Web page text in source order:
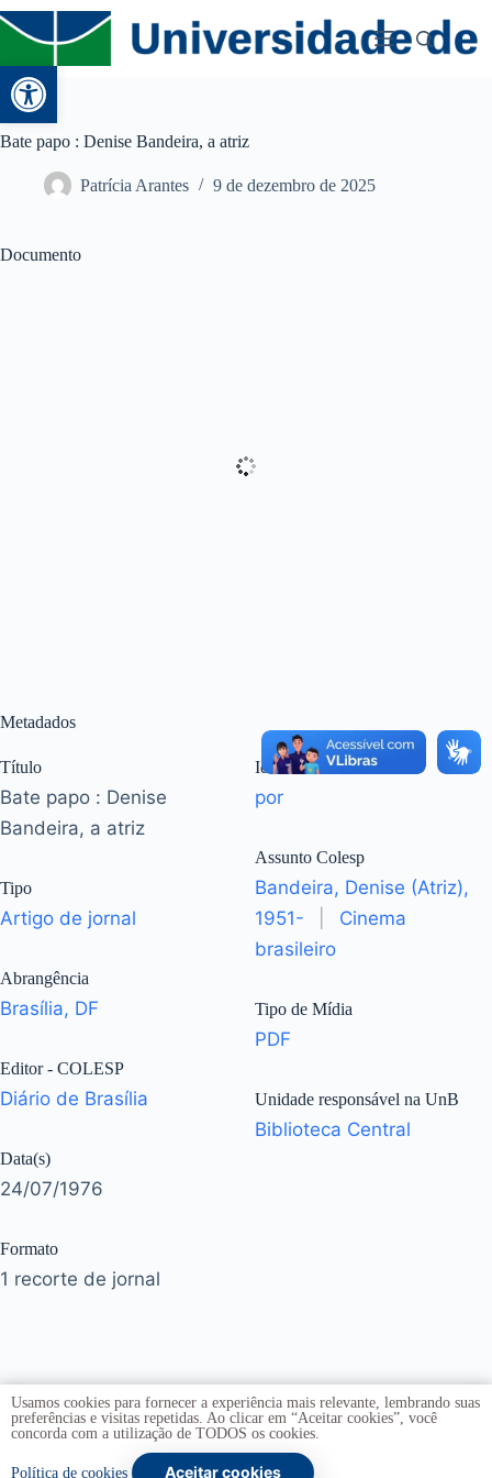
Abrir a barra de ferramentas
Bate papo : Denise Bandeira, a atriz
Patrícia Arantes 9 de dezembro de 2025
Documento
Metadados
Título
Bate papo : Denise
Bandeira, a atriz
Tipo
Artigo de jornal
Abrangência
Brasília, DF
Editor - COLESP
Diário de Brasília
Data(s)
24/07/1976
Formato
1 recorte de jornal
Idioma
por
Assunto Colesp
Bandeira, Denise (Atriz),
1951-
Cinema
brasileiro
Tipo de Mídia
PDF
Unidade responsável na UnB
Biblioteca Central
Copyright © 2026 - Universidade de Brasília . Todos os
Usamos cookies para fornecer a experiência mais relevante, lembrando suas
preferências e visitas repetidas. Ao clicar em “Aceitar cookies”, você
concorda com a utilização de TODOS os cookies.
Política de cookies Aceitar cookies